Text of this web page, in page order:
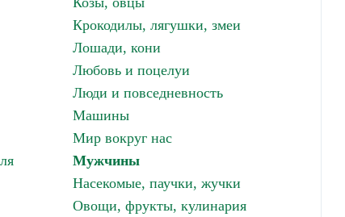
Крокодилы, лягушки, змеи
Лошади, кони
Любовь и поцелуи
Люди и повседневность
Машины
Мир вокруг нас
Мужчины
Насекомые, паучки, жучки
Овощи, фрукты, кулинария